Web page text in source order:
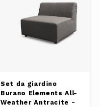
Set da giardino
Burano Elements All-
Weather Antracite -